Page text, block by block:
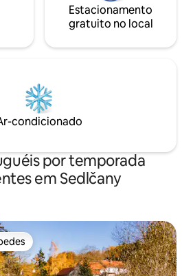
Estacionamento
gratuito no local
condicionado
por temporada
em Sedlčany
dos hóspedes